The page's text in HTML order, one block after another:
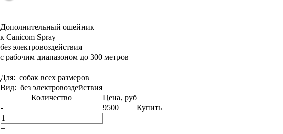
Дополнительный ошейник
к Canicom Spray
без электровоздействия
с рабочим диапазоном до 300 метров
Для: собак всех размеров
Вид: без электровоздействия
Количество
Цена, руб
-
+
9500 Купить